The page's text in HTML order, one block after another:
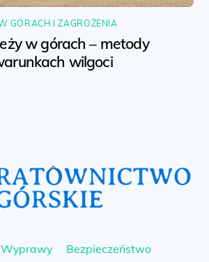
GÓRACH I ZAGROŻENIA
w górach – metody
wilgoci
Back
To
Top
Wyprawy Bezpieczeństwo